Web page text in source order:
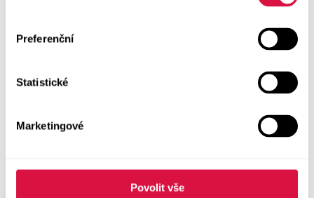
Preferenční
Statistické
Marketingové
Povolit vše